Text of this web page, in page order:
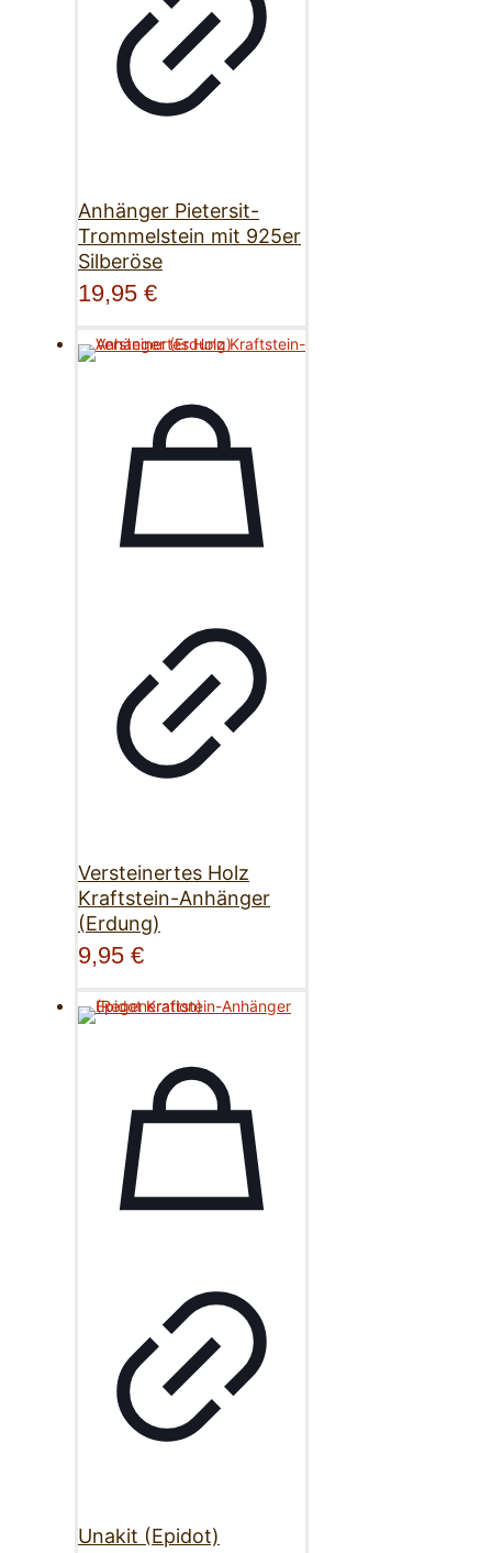
Anhänger Pietersit-
Trommelstein mit 925er
Silberöse
19,95 €
Versteinertes Holz
Kraftstein-Anhänger
(Erdung)
9,95 €
Unakit (Epidot)